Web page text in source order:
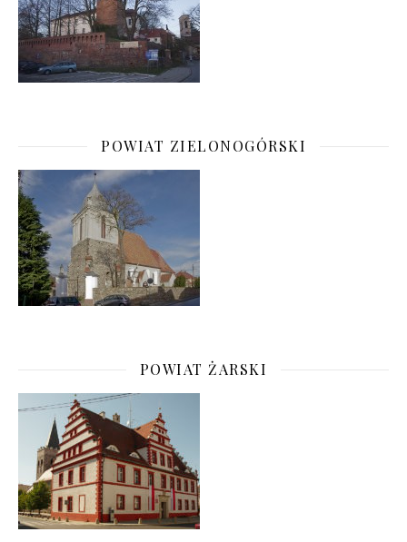
POWIAT ZIELONOGÓRSKI
POWIAT ŻARSKI